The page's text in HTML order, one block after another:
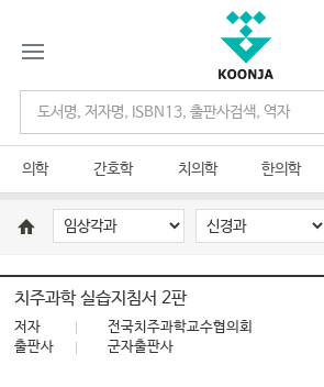
의학 간호학 치의학 한의학
치주과학 실습지침서 2판
저자
전국치주과학교수협의회
출판사
군자출판사